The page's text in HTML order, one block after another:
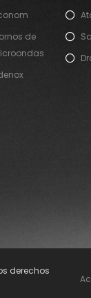
de
derechos